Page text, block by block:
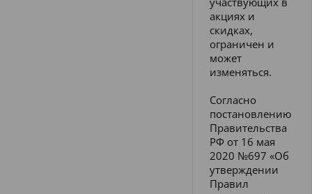
акциях и
скидках,
ограничен и
может
изменяться.
Согласно
постановлению
Правительства
РФ от 16 мая
2020 №697 «Об
утверждении
Правил